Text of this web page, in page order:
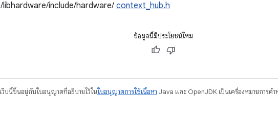
include/hardware/ context_hub.h
ข้อมูลนี้มีประโยชน์ไหม
ว็บนี้ขึ้นอยู่กับใบอนุญาตที่อธิบายไว้ในใบอนุญาตการใช้เนื้อหา Java และ OpenJDK เป็นเครื่องหมายการค้